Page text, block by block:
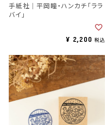
手紙社｜平岡瞳・ハンカチ「ララ
バイ」
¥ 2,200 税込